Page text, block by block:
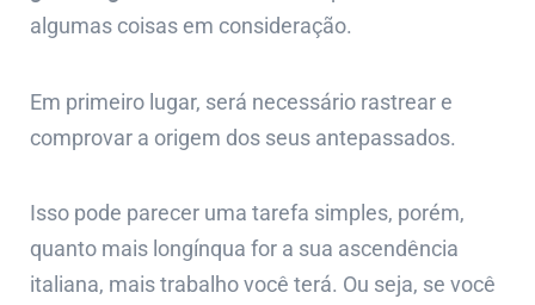
algumas coisas em consideração.
Em primeiro lugar, será necessário rastrear e
comprovar a origem dos seus antepassados.
Isso pode parecer uma tarefa simples, porém,
quanto mais longínqua for a sua ascendência
italiana, mais trabalho você terá. Ou seja, se você